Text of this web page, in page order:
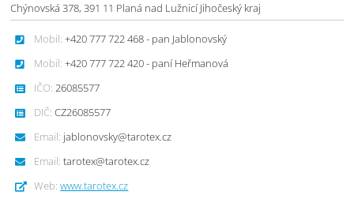
Chýnovská 378, 391 11 Planá nad Lužnicí Jihočeský kraj
Mobil: +420 777 722 468 - pan Jablonovský
Mobil: +420 777 722 420 - paní Heřmanová
IČO: 26085577
DIČ: CZ26085577
Email: jablonovsky@tarotex.cz
Email: tarotex@tarotex.cz
Web: www.tarotex.cz